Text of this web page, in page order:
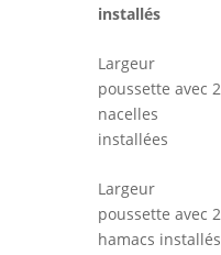
installés
Largeur
poussette avec 2
nacelles
installées
Largeur
poussette avec 2
hamacs installés